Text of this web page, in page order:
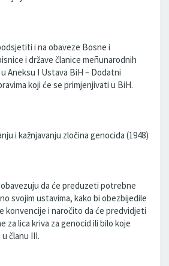
i na obaveze Bosne i
i države članice meñunarodnih
Aneksu I Ustava BiH – Dodatni
koji će se primjenjivati u BiH.
i kažnjavanju zločina genocida (1948)
da će preduzeti potrebne
svojim ustavima, kako bi obezbijedile
konvencije i naročito da će predvidjeti
za lica kriva za genocid ili bilo koje
članu III.